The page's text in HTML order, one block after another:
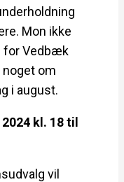
Mon ikke
for Vedbæk
noget om
i august.
kl. 18 til
vil